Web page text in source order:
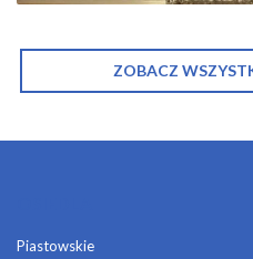
ZOBACZ
Piastowskie